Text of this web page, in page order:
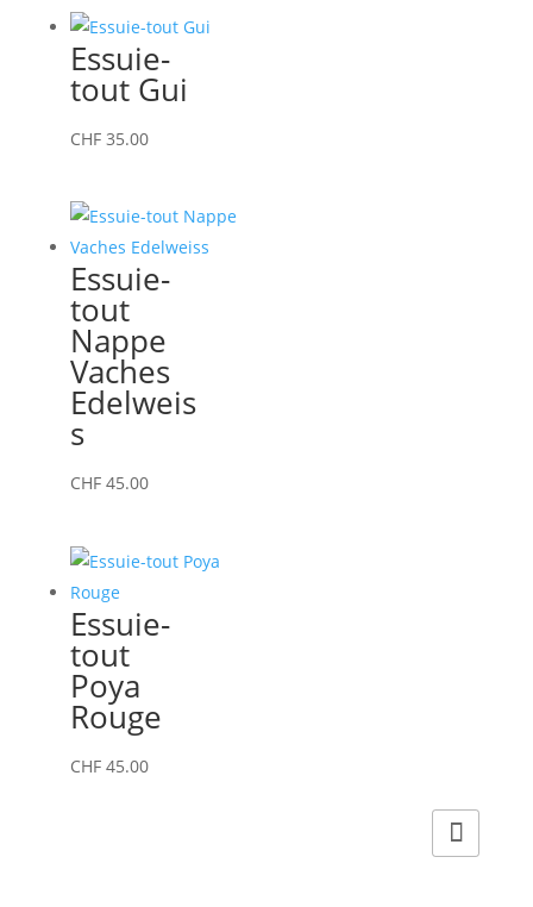
Essuie-
tout Gui
CHF35.00
Essuie-
tout
Nappe
Vaches
Edelweis
s
CHF45.00
Essuie-
tout
Poya
Rouge
CHF45.00